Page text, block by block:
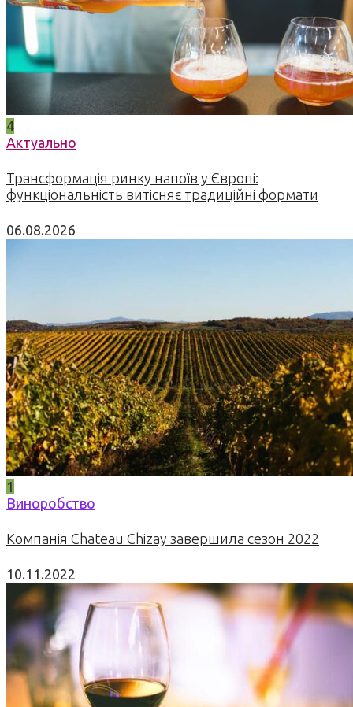
4
Актуально
Трансформація ринку напоїв у Європі:
функціональність витісняє традиційні формати
06.08.2026
1
Виноробство
Компанія Chateau Chizay завершила сезон 2022
10.11.2022